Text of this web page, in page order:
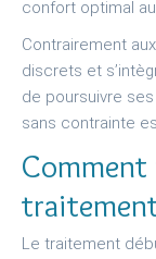
confort optimal
Contrairement
discrets et
de poursuivre
sans contrainte
Le traitement